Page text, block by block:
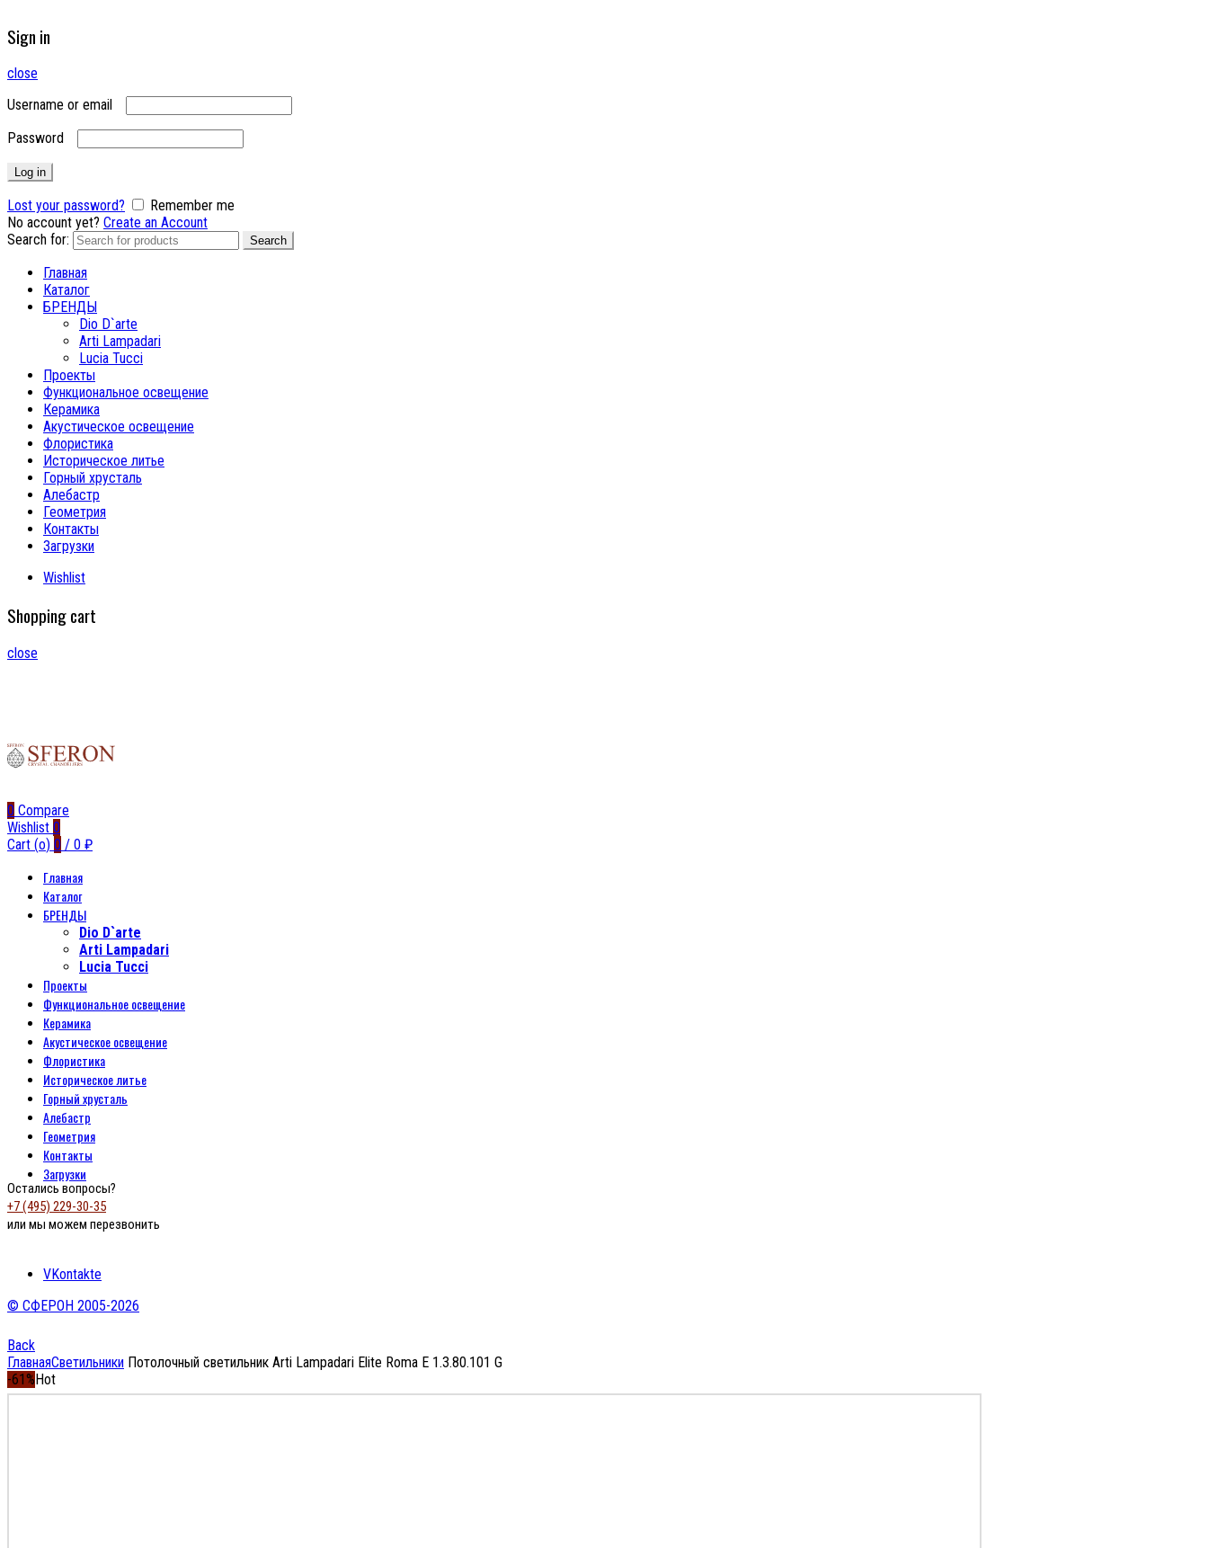
Sign in
close
Username or email
Password
Log in
Lost your password?
Remember me
No account yet? Create an Account
Search for:
Search
Главная
Каталог
БРЕНДЫ
Dio D`arte
Arti Lampadari
Lucia Tucci
Проекты
Функциональное освещение
Керамика
Акустическое освещение
Флористика
Историческое литье
Горный хрусталь
Алебастр
Геометрия
Контакты
Загрузки
Wishlist
Shopping cart
close
0 Compare
Wishlist 0
Cart (o) 0 / 0 ₽
Главная
Каталог
БРЕНДЫ
Dio D`arte
Arti Lampadari
Lucia Tucci
Проекты
Функциональное освещение
Керамика
Акустическое освещение
Флористика
Историческое литье
Горный хрусталь
Алебастр
Геометрия
Контакты
Загрузки
Остались вопросы?
+7 (495) 229-30-35
или мы можем перезвонить
VKontakte
© СФЕРОН 2005-2026
Back
ГлавнаяСветильники Потолочный светильник Arti Lampadari Elite Roma E 1.3.80.101 G
-61% Hot